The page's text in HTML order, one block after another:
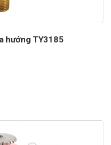
hướng TY3185